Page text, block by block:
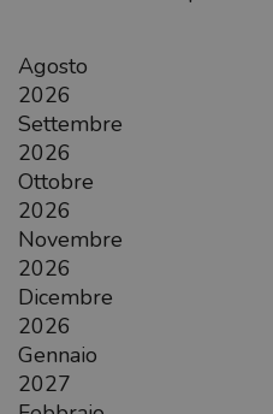
Agosto
2026
Settembre
2026
Ottobre
2026
Novembre
2026
Dicembre
2026
Gennaio
2027